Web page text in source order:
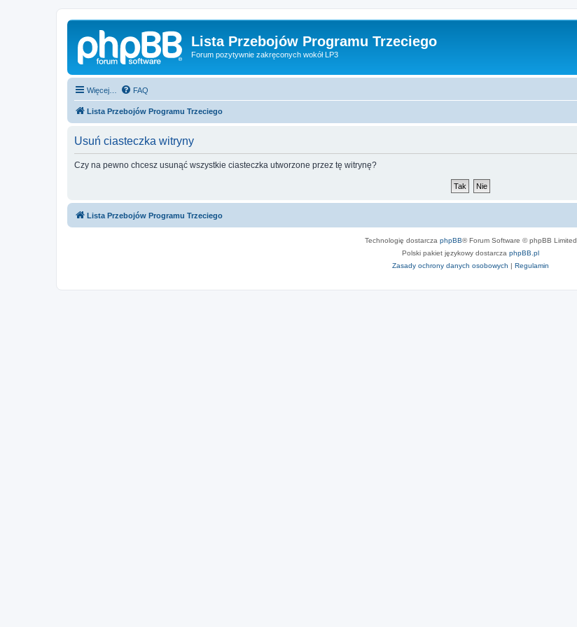
Lista Przebojów Programu Trzeciego
Forum pozytywnie zakręconych wokół LP3
Więcej… FAQ
Lista Przebojów Programu Trzeciego
Usuń ciasteczka witryny
Czy na pewno chcesz usunąć wszystkie ciasteczka utworzone przez tę witrynę?
Lista Przebojów Programu Trzeciego
Technologię dostarcza phpBB® Forum Software © phpBB Limited
Polski pakiet językowy dostarcza phpBB.pl
Zasady ochrony danych osobowych | Regulamin